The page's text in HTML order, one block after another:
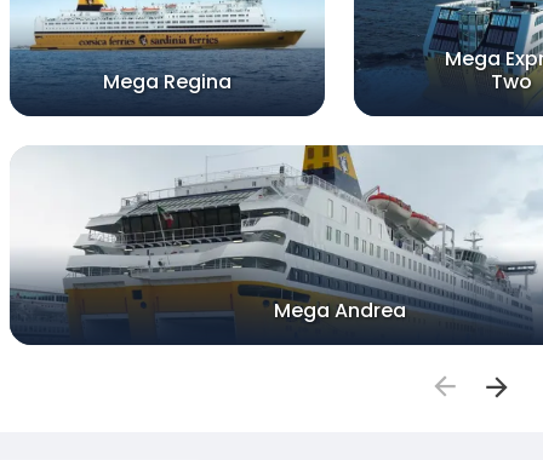
Mega Regina
Mega
Two
Mega Andrea